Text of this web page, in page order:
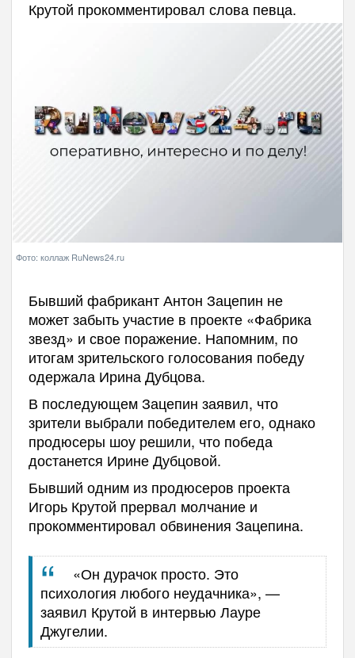
Крутой прокомментировал слова певца.
Фото: коллаж RuNews24.ru
Бывший фабрикант Антон Зацепин не
может забыть участие в проекте «Фабрика
звезд» и свое поражение. Напомним, по
итогам зрительского голосования победу
одержала Ирина Дубцова.
В последующем Зацепин заявил, что
зрители выбрали победителем его, однако
продюсеры шоу решили, что победа
достанется Ирине Дубцовой.
Бывший одним из продюсеров проекта
Игорь Крутой прервал молчание и
прокомментировал обвинения Зацепина.
«Он дурачок просто. Это
психология любого неудачника», —
заявил Крутой в интервью Лауре
Джугелии.